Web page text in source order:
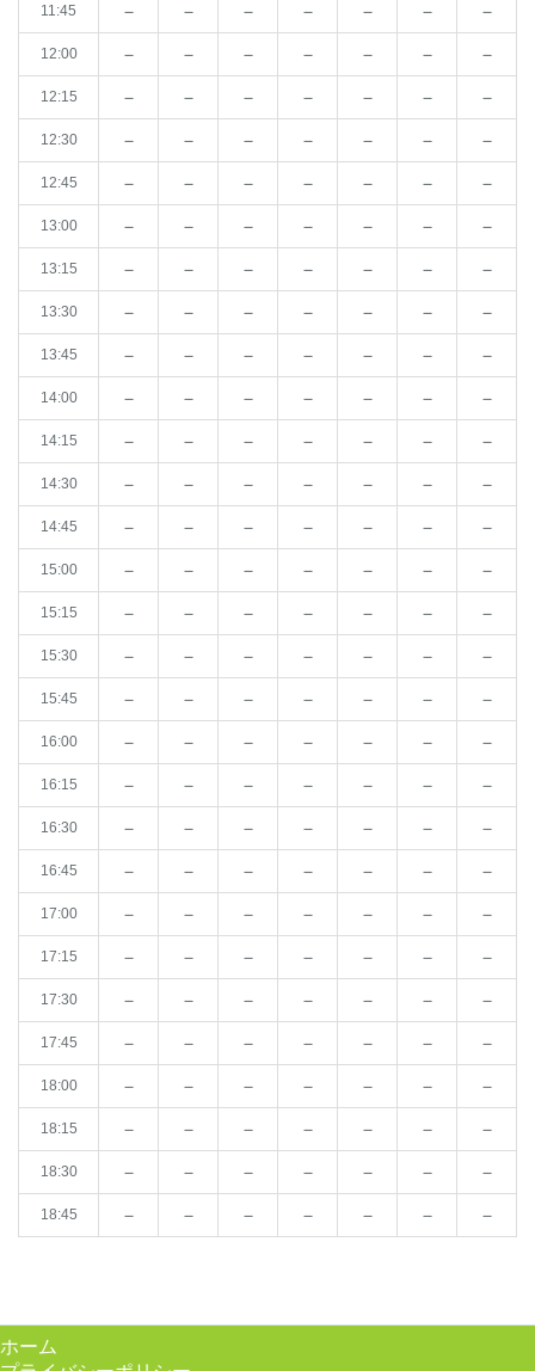
11:45 － － － － － － －
12:00 － － － － － － －
12:15 － － － － － － －
12:30 － － － － － － －
12:45 － － － － － － －
13:00 － － － － － － －
13:15 － － － － － － －
13:30 － － － － － － －
13:45 － － － － － － －
14:00 － － － － － － －
14:15 － － － － － － －
14:30 － － － － － － －
14:45 － － － － － － －
15:00 － － － － － － －
15:15 － － － － － － －
15:30 － － － － － － －
15:45 － － － － － － －
16:00 － － － － － － －
16:15 － － － － － － －
16:30 － － － － － － －
16:45 － － － － － － －
17:00 － － － － － － －
17:15 － － － － － － －
17:30 － － － － － － －
17:45 － － － － － － －
18:00 － － － － － － －
18:15 － － － － － － －
18:30 － － － － － － －
18:45 － － － － － － －
ホーム